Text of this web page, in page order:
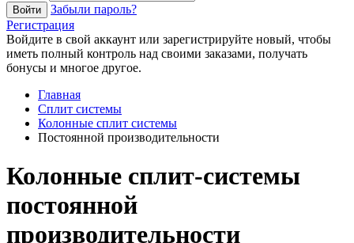
Войти
Забыли пароль?
Регистрация
Войдите в свой аккаунт или зарегистрируйте новый, чтобы
иметь полный контроль над своими заказами, получать
бонусы и многое другое.
Главная
Сплит системы
Колонные сплит системы
Постоянной производительности
Колонные сплит-системы
постоянной
производительности